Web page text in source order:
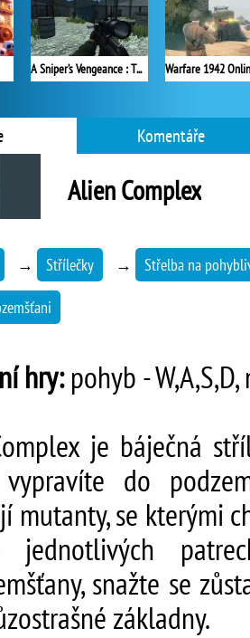
A Sniper’s Vengeance : The Story of Linh
Komentáře
Alien Complex
→ Střílečky → Střelba na
hry:pohyb -
je báječná
do
mutanty, se kterými
snažte se
základny.